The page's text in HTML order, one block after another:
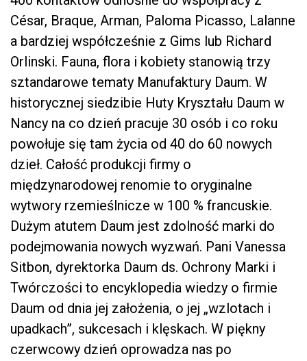
César, Braque, Arman, Paloma Picasso, Lalanne
a bardziej współcześnie z Gims lub Richard
Orlinski. Fauna, flora i kobiety stanowią trzy
sztandarowe tematy Manufaktury Daum. W
historycznej siedzibie Huty Kryształu Daum w
Nancy na co dzień pracuje 30 osób i co roku
powołuje się tam życia od 40 do 60 nowych
dzieł. Całość produkcji firmy o
międzynarodowej renomie to oryginalne
wytwory rzemieślnicze w 100 % francuskie.
Dużym atutem Daum jest zdolność marki do
podejmowania nowych wyzwań. Pani Vanessa
Sitbon, dyrektorka Daum ds. Ochrony Marki i
Twórczości to encyklopedia wiedzy o firmie
Daum od dnia jej założenia, o jej „wzlotach i
upadkach”, sukcesach i klęskach. W piękny
czerwcowy dzień oprowadza nas po